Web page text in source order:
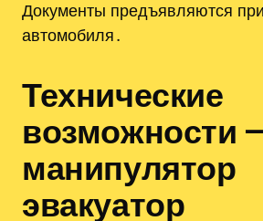
Документы предъявляются
автомобиля․
Технические
возможности
манипулятор
эвакуатор